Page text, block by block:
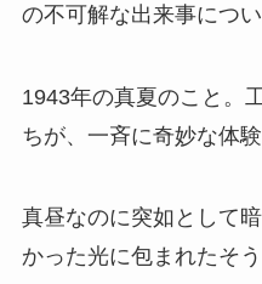
の不可解な出来事につい
1943年の真夏のこと。
ちが、一斉に奇妙な体
真昼なのに突如として
かった光に包まれたそ